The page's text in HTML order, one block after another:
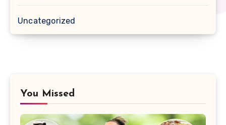
Uncategorized
You Missed